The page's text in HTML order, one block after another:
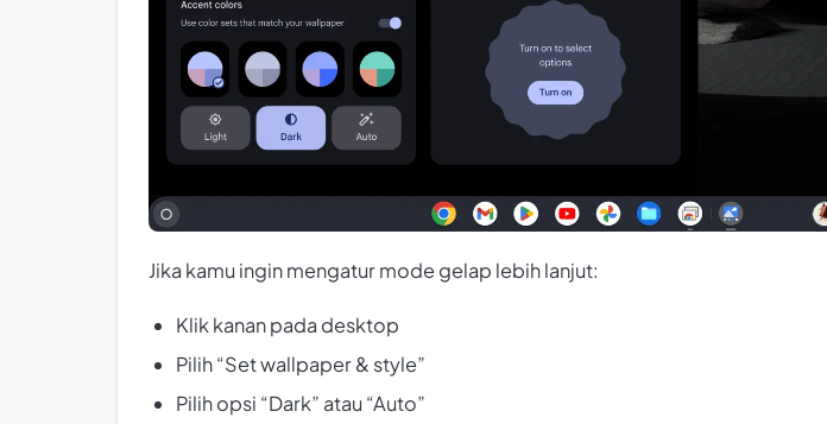
Jika kamu ingin mengatur mode gelap lebih lanjut:
Klik kanan pada desktop
Pilih “Set wallpaper & style”
Pilih opsi “Dark” atau “Auto”